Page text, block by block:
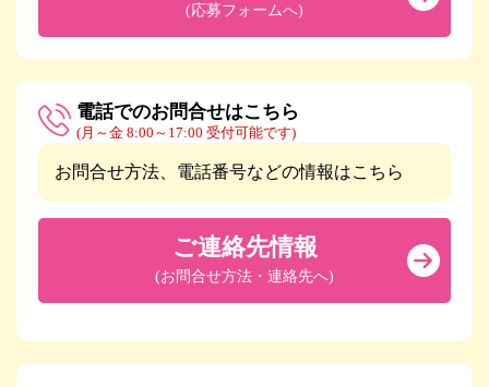
(応募フォームへ)
電話でのお問合せはこちら
(月～金 8:00～17:00 受付可能です)
お問合せ方法、電話番号などの情報はこちら
ご連絡先情報
(お問合せ方法・連絡先へ)